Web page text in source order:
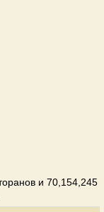
Отель
и 70,154,245